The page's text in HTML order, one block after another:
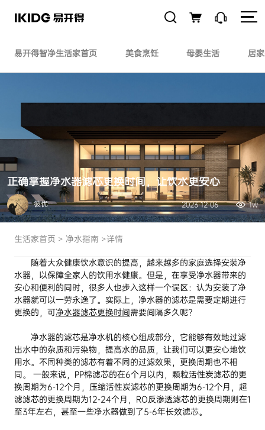
易开得智净生活家首页 美食烹饪 母婴生活 居
正确掌握净水器滤芯更换时间，让饮水更安心
彼优 2023-12-06 1w
生活家首页 > 净水指南 >详情
随着大众健康饮水意识的提高，越来越多的家庭选择安装净
水器，以保障全家人的饮用水健康。但是，在享受净水器带来的
安心和便利的同时，很多人也步入这样一个误区：认为安装了净
水器就可以一劳永逸了。实际上，净水器的滤芯是需要定期进行
更换的，可净水器滤芯更换时间需要间隔多久呢?
净水器的滤芯是净水机的核心组成部分，它能够有效地过滤
出水中的杂质和污染物，提高水的品质，让我们可以更安心地饮
用水。不同种类的滤芯有着不同的过滤效果，更换周期也不相
同。 一般来说，PP棉滤芯的在6个月以内，颗粒活性炭滤芯的更
换周期为6-12个月，压缩活性炭滤芯的更换周期为6-12个月，超
滤滤芯的更换周期为12-24个月，RO反渗透滤芯的更换周期则在1
至3年左右，甚至一些净水器做到了5-6年长效滤芯。